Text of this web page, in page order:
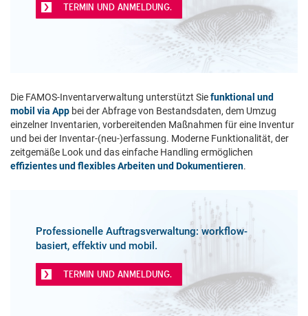
TERMIN UND ANMELDUNG.
Die FAMOS-Inventarverwaltung unterstützt Siefunktional und
mobil via App bei der Abfrage von Bestandsdaten, dem Umzug
einzelner Inventarien, vorbereitenden Maßnahmen für eine Inventur
und bei der Inventar-(neu-)erfassung. Moderne Funktionalität, der
zeitgemäße Look und das einfache Handling ermöglichen
effizientes und flexibles Arbeiten und Dokumentieren.
Professionelle Auftragsverwaltung: workflow-
basiert, effektiv und mobil.
TERMIN UND ANMELDUNG.